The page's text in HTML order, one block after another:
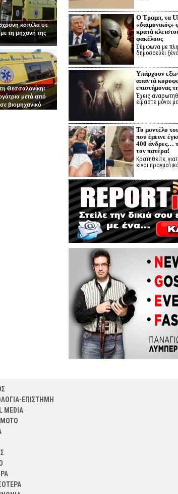
κοπέλα σε
τη μηχανή της
Θεσσαλονίκη:
μετά από
βιομηχανικό
Ο Τραμπ, τα
«δαιμονικός»
κρατά
φακέλους
Σύμφωνα με
δημοσοεύει
Υπάρχουν
απαντά
επιστήμονας
Έχεις
είμαστε μόνοι
Το μοντέλο
που έμεινε
400 άνδρες…
τον πατέρα!
Κρατηθείτε,
είναι
ΕΠΙΣΤΗΜΗ
MEDIA